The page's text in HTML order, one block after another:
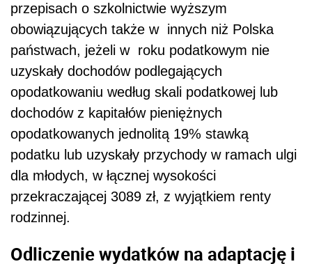
przepisach o szkolnictwie wyższym
obowiązujących także w innych niż Polska
państwach, jeżeli w roku podatkowym nie
uzyskały dochodów podlegających
opodatkowaniu według skali podatkowej lub
dochodów z kapitałów pieniężnych
opodatkowanych jednolitą 19% stawką
podatku lub uzyskały przychody w ramach ulgi
dla młodych, w łącznej wysokości
przekraczającej 3089 zł, z wyjątkiem renty
rodzinnej.
Odliczenie wydatków na adaptację i